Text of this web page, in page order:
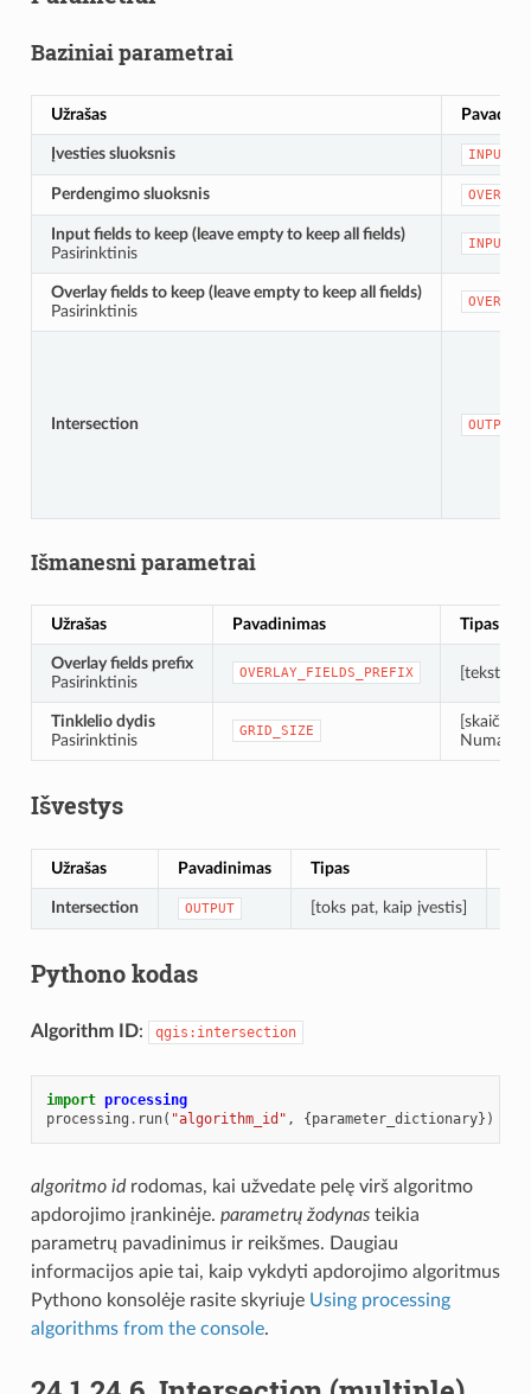
Baziniai parametrai
Užrašas
Įvesties sluoksnis INPUT
Perdengimo sluoksnis OVERLAY
Input fields to keep (leave empty to keep all fields)
Pasirinktinis
Overlay fields to keep (leave empty to keep all fields)
Pasirinktinis
Intersection OUTPUT
Išmanesni parametrai
Užrašas Pavadinimas Tipas
Overlay fields prefix
Pasirinktinis
OVERLAY_FIELDS_PREFIX [tekstas]
Tinklelio dydis
Pasirinktinis
GRID_SIZE
[skaičius:
Išvestys
Užrašas Pavadinimas Tipas
Intersection OUTPUT [toks pat, kaip įvestis]
Pythono kodas
Algorithm ID: qgis:intersection
import processing
processing . run( "algorithm_id" , {parameter_dictionary})
algoritmo idrodomas, kai užvedate pelę virš algoritmo
apdorojimo įrankinėje. parametrų žodynasteikia
parametrų pavadinimus ir reikšmes. Daugiau
informacijos apie tai, kaip vykdyti apdorojimo algoritmus
Pythono konsolėje rasite skyriuje Using processing
algorithms from the console.